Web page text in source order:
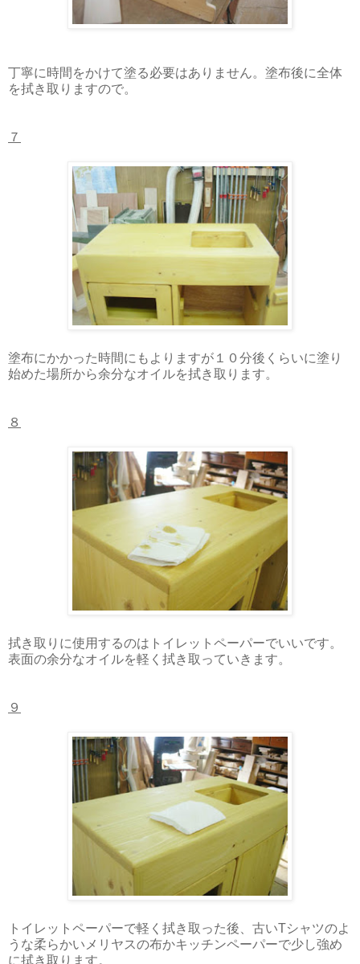
丁寧に時間をかけて塗る必要はありません。塗布後に全体
を拭き取りますので。
７
塗布にかかった時間にもよりますが１０分後くらいに塗り
始めた場所から余分なオイルを拭き取ります。
８
拭き取りに使用するのはトイレットペーパーでいいです。
表面の余分なオイルを軽く拭き取っていきます。
９
トイレットペーパーで軽く拭き取った後、古いTシャツのよ
うな柔らかいメリヤスの布かキッチンペーパーで少し強め
に拭き取ります。